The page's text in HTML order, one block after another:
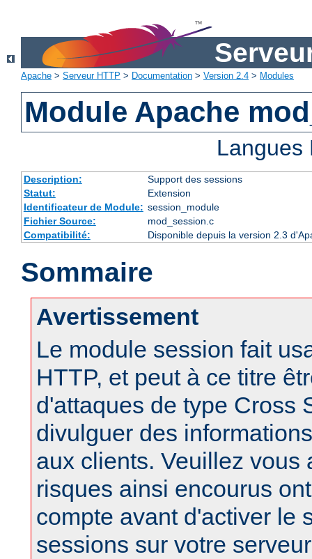
Apache > Serveur HTTP > Documentation > Version 2.4 > Modules
Module Apache
Description:
Support des sessions
Statut:
Extension
Identificateur de Module: session_module
Fichier Source:
mod_session.c
Compatibilité:
Disponible depuis la version 2.3
Sommaire
Avertissement
Le module session fait
HTTP, et peut à ce titre
d'attaques de type Cross
divulguer des
aux clients. Veuillez vous
risques ainsi encourus
compte avant d'activer le
sessions sur votre